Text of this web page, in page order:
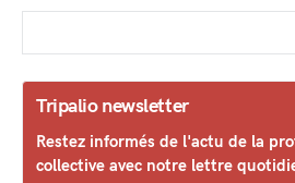
Tripalio newsletter
Restez informés de l'actu de la
collective avec notre lettre